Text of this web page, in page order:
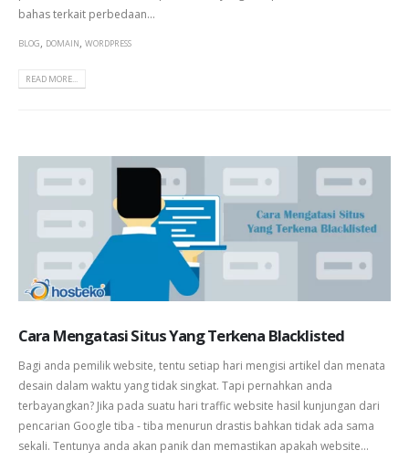
bahas terkait perbedaan...
BLOG DOMAIN WORDPRESS
READ MORE...
Cara Mengatasi Situs Yang Terkena Blacklisted
Bagi anda pemilik website, tentu setiap hari mengisi artikel dan menata
desain dalam waktu yang tidak singkat. Tapi pernahkan anda
terbayangkan? Jika pada suatu hari traffic website hasil kunjungan dari
pencarian Google tiba - tiba menurun drastis bahkan tidak ada sama
sekali. Tentunya anda akan panik dan memastikan apakah website...